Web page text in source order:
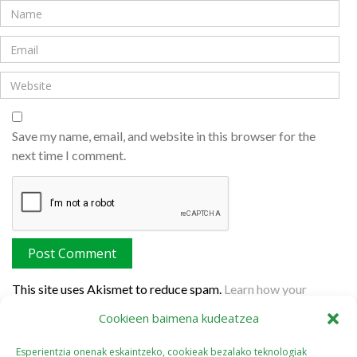
Cookieen baimena kudeatzea
Esperientzia onenak eskaintzeko, cookieak bezalako teknologiak
Save my name, email, and website in this browser for the
next time I comment.
This site uses Akismet to reduce spam. Learn how your